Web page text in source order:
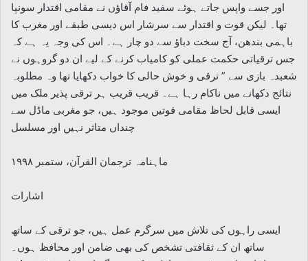
اور جسے واپس جاتے ہوئے سفید فام آقاؤں نے مقامی اقتدار سونپا
تھا۔ لیکن قوت و اقتدار سے سرشار اس دیسی طبقے اور مغرب کا
باہمی بندھن، آج سخت دباؤ سے دو چار ہے۔ اس کی وجہ یہ ہے کہ
جس ترقیاتی حکمت عملی کو کامیاب کرنے کے لیے ان دو گروہوں نے
شعبدہ بازی سے ” ترقی و خوش حالی کا خواب دکھایا تھا وہ مطلوبہ
نتائج دکھانے میں ناکام رہا ہے۔ قریب قریب ہر ترقی پذیر ملک میں
ایسی قابل لحاظ مقامی قوتیں موجود ہیں، جو مغربی ماڈل سے
چنداں متاثر نہیں اور مسلسل
ماہنامہ ترجمان القرآن، ستمبر ۱۹۹۸
اشارات
ایسی راہوں کی تلاش میں سرگرم عمل ہیں، جو ترقی کے ساتھ
ساتھ ان کے ثقافتی تشخص کی بھی ضامن اور محافظ ہوں۔